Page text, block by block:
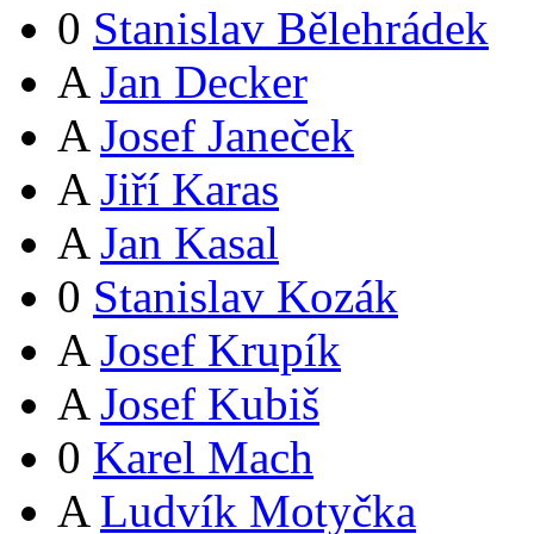
0 Stanislav Bělehrádek
A Jan Decker
A Josef Janeček
A Jiří Karas
A Jan Kasal
0 Stanislav Kozák
A Josef Krupík
A Josef Kubiš
0 Karel Mach
A Ludvík Motyčka